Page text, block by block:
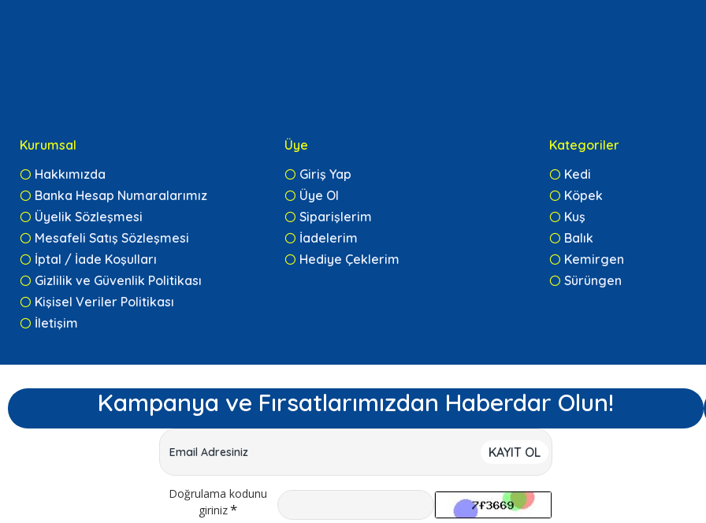
Kurumsal
Hakkımızda
Banka Hesap Numaralarımız
Üyelik Sözleşmesi
Mesafeli Satış Sözleşmesi
İptal / İade Koşulları
Gizlilik ve Güvenlik Politikası
Kişisel Veriler Politikası
İletişim
Üye
Giriş Yap
Üye Ol
Siparişlerim
İadelerim
Hediye Çeklerim
Kategoriler
Kedi
Köpek
Kuş
Balık
Kemirgen
Sürüngen
Kampanya ve Fırsatlarımızdan Haberdar Olun!
KAYIT OL
Doğrulama kodunu
giriniz